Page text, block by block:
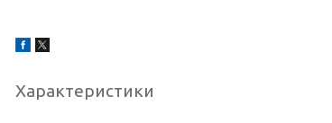
Характеристики